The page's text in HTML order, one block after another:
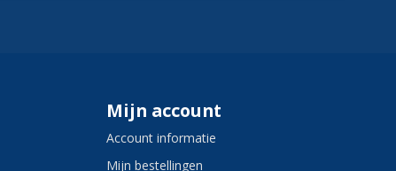
Mijn account
Account informatie
Mijn bestellingen